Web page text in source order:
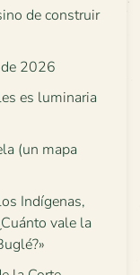
de construir
2026
es luminaria
(un mapa
Indígenas,
vale la